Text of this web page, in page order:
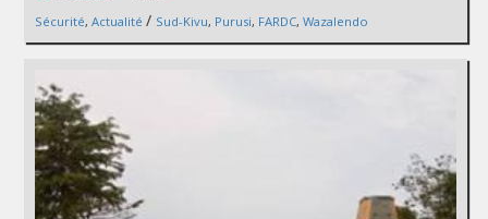
Sécurité, Actualité / Sud-Kivu, Purusi, FARDC, Wazalendo